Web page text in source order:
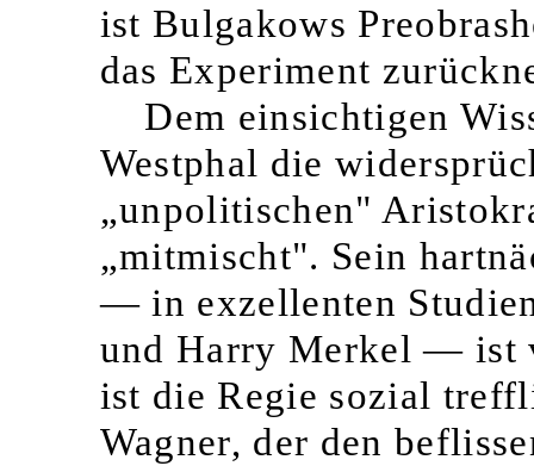
ist Bulgakows
das Experiment
Dem einsichtigen
Westphal die
„unpolitischen"
„mitmischt". Sein
— in exzellenten
und Harry Merkel — ist
ist die Regie sozial
Wagner, der den